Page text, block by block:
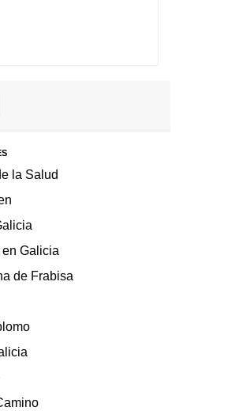
la Salud
Galicia
de Frabisa